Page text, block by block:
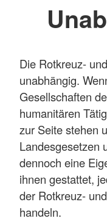
Die Rotkreuz-
unabhängig.
Gesellschaften
humanitären
zur Seite stehen
Landesgesetzen
dennoch eine
ihnen gestattet,
der Rotkreuz-
handeln.